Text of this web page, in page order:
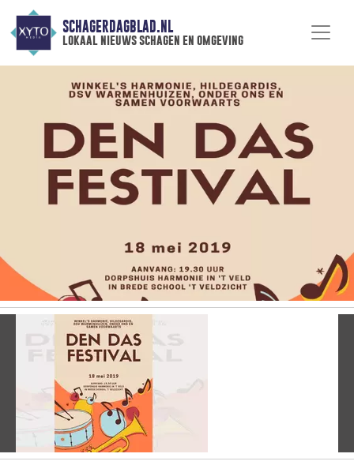
SCHAGERDAGBLAD.NL
lokaal nieuws schagen en omgeving